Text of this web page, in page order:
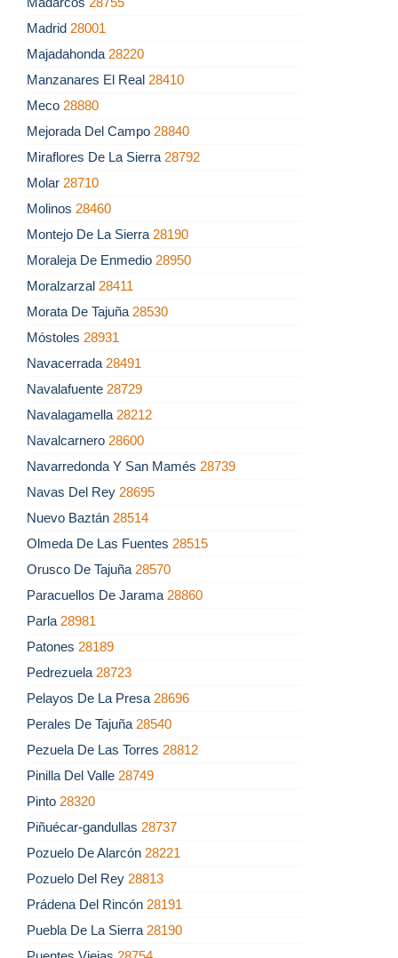
Madrid 28001
Majadahonda 28220
Manzanares El Real 28410
Meco 28880
Mejorada Del Campo 28840
Miraflores De La Sierra 28792
Molar 28710
Molinos 28460
Montejo De La Sierra 28190
Moraleja De Enmedio 28950
Moralzarzal 28411
Morata De Tajuña 28530
Móstoles 28931
Navacerrada 28491
Navalafuente 28729
Navalagamella 28212
Navalcarnero 28600
Navarredonda Y San Mamés 28739
Navas Del Rey 28695
Nuevo Baztán 28514
Olmeda De Las Fuentes 28515
Orusco De Tajuña 28570
Paracuellos De Jarama 28860
Parla 28981
Patones 28189
Pedrezuela 28723
Pelayos De La Presa 28696
Perales De Tajuña 28540
Pezuela De Las Torres 28812
Pinilla Del Valle 28749
Pinto 28320
Piñuécar-gandullas 28737
Pozuelo De Alarcón 28221
Pozuelo Del Rey 28813
Prádena Del Rincón 28191
Puebla De La Sierra 28190